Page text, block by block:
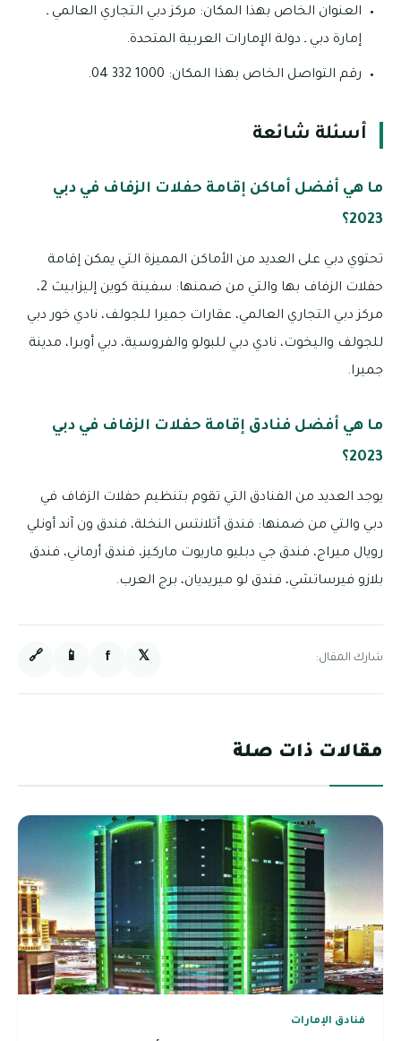
العنوان الخاص بهذا المكان: مركز دبي التجاري العالمي ـ
إمارة دبي ـ دولة الإمارات العربية المتحدة.
رقم التواصل الخاص بهذا المكان: 1000 332 04.
أسئلة شائعة
ما هي أفضل أماكن إقامة حفلات الزفاف في دبي
2023؟
تحتوي دبي على العديد من الأماكن المميزة التي يمكن إقامة
حفلات الزفاف بها والتي من ضمنها: سفينة كوين إليزابيث 2،
مركز دبي التجاري العالمي، عقارات جميرا للجولف، نادي خور دبي
للجولف واليخوت، نادي دبي للبولو والفروسية، دبي أوبرا، مدينة
جميرا.
ما هي أفضل فنادق إقامة حفلات الزفاف في دبي
2023؟
يوجد العديد من الفنادق التي تقوم بتنظيم حفلات الزفاف في
دبي والتي من ضمنها: فندق أتلانتس النخلة، فندق ون آند أونلي
رويال ميراج، فندق جي دبليو ماريوت ماركيز، فندق أرماني، فندق
بلازو فيرساتشي، فندق لو ميريديان، برج العرب.
شارك المقال: 𝕏
f
📱
🔗
مقالات ذات صلة
فنادق الإمارات